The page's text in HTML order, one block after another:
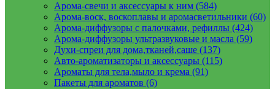
Арома-свечи и аксессуары к ним (584)
Арома-воск, воскоплавы и аромасветильники (60)
Арома-диффузоры с палочками, рефиллы (424)
Арома-диффузоры ультразвуковые и масла (59)
Духи-спреи для дома,тканей,саше (137)
Авто-ароматизаторы и аксессуары (115)
Ароматы для тела,мыло и крема (91)
Пакеты для ароматов (6)